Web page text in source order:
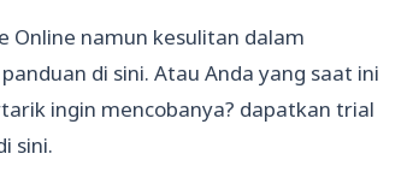
Online namun kesulitan dalam
di sini. Atau Anda yang saat ini
ingin mencobanya? dapatkan trial
sini.